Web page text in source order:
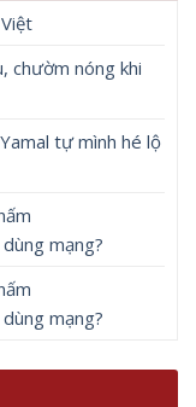
chườm nóng khi
tự mình hé lộ
mạng?
mạng?